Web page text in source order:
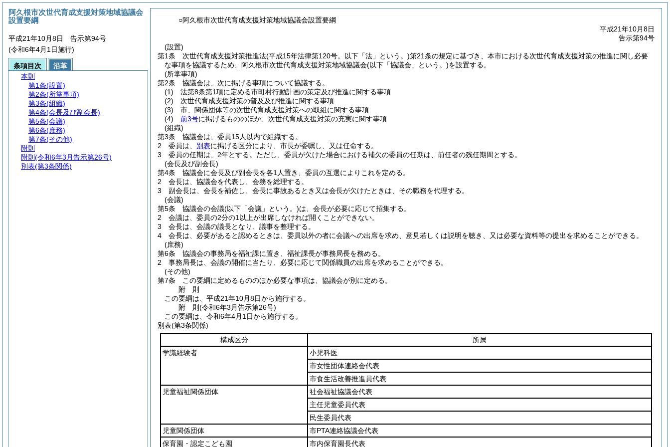
○阿久根市次世代育成支援対策地域協議会設置要綱
平成21年10月8日
告示第94号
(設置)
第1条
次世代育成支援対策推進法(平成15年法律第120号。以下「法」という。)第21条の規定に基づき、本市における次世代育成支援対策の推進に関し必要
な事項を協議するため、阿久根市次世代育成支援対策地域協議会(以下「協議会」という。)を設置する。
(所掌事項)
第2条
協議会は、次に掲げる事項について協議する。
(1)
法第8条第1項に定める市町村行動計画の策定及び推進に関する事項
(2)
次世代育成支援対策の普及及び推進に関する事項
(3)
市、関係団体等の次世代育成支援対策への取組に関する事項
(4)
前3号に掲げるもののほか、次世代育成支援対策の充実に関す事項
(組織)
第3条
協議会は、委員15人以内で組織する。
2
委員は、 別表に掲げる区分により、市長が委嘱し、又は任命する。
3
委員の任期は、2年とする。 ただし、委員が欠けた場合における補欠の委員の任期は、前任者の残任期間とする。
(会長及び副会長)
第4条
協議会に会長及び副会長を各1人置き、委員の互選によりこれを定める。
2
会長は、協議会を代表し、会務を総理する。
3
副会長は、会長を補佐し、会長に事故あるとき又は会長が欠けたときは、その職務を代理する。
(会議)
第5条
協議会の会議(以下「会議」という。)は、会長が必要に応じて招集する。
2
会議は、委員の2分の1以上が出席しなければ開くことができない。
3
会長は、会議の議長となり、議事を整理する。
4
会長は、必要があると認めるときは、委員以外の者に会議への出席を求め、意見若しくは説明を聴き、又は必要な資料等の提出を求めることができる。
(庶務)
第6条
協議会の事務局を福祉課に置き、福祉課長が事務局長を務める。
2
事務局長は、会議の開催に当たり、必要に応じて関係職員の出席を求めることができる。
(その他)
第7条
この要綱に定めるもののほか必要な事項は、協議会が別に定める。
附 則
この要綱は、平成21年10月8日から施行する。
附 則(令和6年3月告示第26号)
この要綱は、令和6年4月1日から施行する。
別表(第3条関係)
構成区分
所属
学識経験者
小児科医
市女性団体連絡会代表
市食生活改善推進員代表
児童福祉関係団体
社会福祉協議会代表
主任児童委員代表
民生委員代表
児童関係団体
市PTA連絡協議会代表
保育園・認定こども園
市内保育園長代表
阿久根市次世代育成支援対策地域協議会
設置要綱
平成21年10月8日 告示第94号
(令和6年4月1日施行)
条項目次
沿革
本則
第1条(設置)
第2条(所掌事項)
第3条(組織)
第4条(会長及び副会長)
第5条(会議)
第6条(庶務)
第7条(その他)
附則
附則 (令和6年3月告示第26号)
別表(第3条関係)